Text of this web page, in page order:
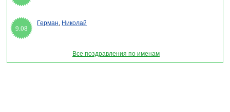
9.08
Герман, Николай
Все поздравления по именам